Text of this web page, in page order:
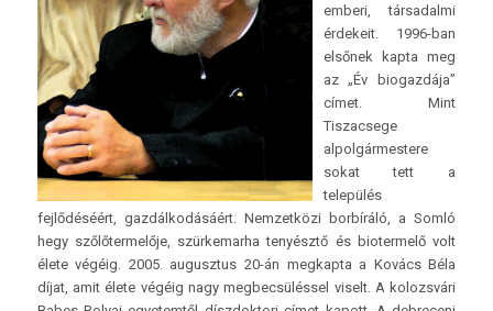
emberi, társadalmi
érdekeit. 1996-ban
elsőnek kapta meg
az „Év biogazdája”
címet. Mint
Tiszacsege
alpolgármestere
sokat tett a
település
fejlődéséért, gazdálkodásáért. Nemzetközi borbíráló, a Somló
hegy szőlőtermelője, szürkemarha tenyésztő és biotermelő volt
élete végéig. 2005. augusztus 20-án megkapta a Kovács Béla
díjat, amit élete végéig nagy megbecsüléssel viselt. A kolozsvári